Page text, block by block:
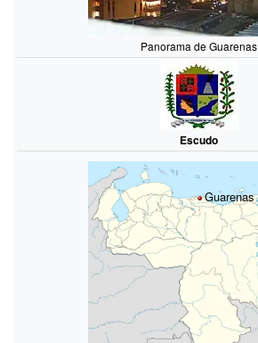
Panorama de Guarenas
Escudo
Guarenas